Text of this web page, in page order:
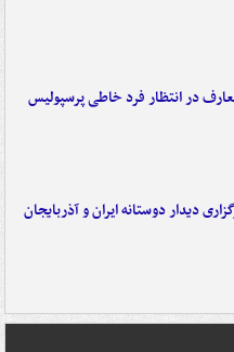
در انتظار فرد خاطی پرسپولیس
دیدار دوستانه ایران و آذربایجان